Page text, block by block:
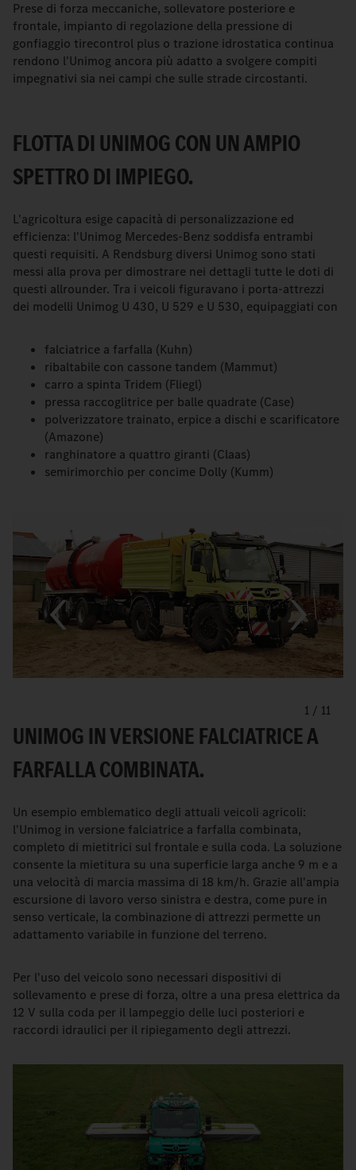
Prese di forza meccaniche, sollevatore posteriore e
frontale, impianto di regolazione della pressione di
gonfiaggio tirecontrol plus o trazione idrostatica continua
rendono l'Unimog ancora più adatto a svolgere compiti
impegnativi sia nei campi che sulle strade circostanti.
FLOTTA DI UNIMOG CON UN AMPIO
SPETTRO DI IMPIEGO.
L'agricoltura esige capacità di personalizzazione ed
efficienza: l'Unimog Mercedes-Benz soddisfa entrambi
questi requisiti. A Rendsburg diversi Unimog sono stati
messi alla prova per dimostrare nei dettagli tutte le doti di
questi allrounder. Tra i veicoli figuravano i porta-attrezzi
dei modelli Unimog U 430, U 529 e U 530, equipaggiati con
falciatrice a farfalla (Kuhn)
ribaltabile con cassone tandem (Mammut)
carro a spinta Tridem (Fliegl)
pressa raccoglitrice per balle quadrate (Case)
polverizzatore trainato, erpice a dischi e scarificatore
(Amazone)
ranghinatore a quattro giranti (Claas)
semirimorchio per concime Dolly (Kumm)
1 / 11
UNIMOG IN VERSIONE FALCIATRICE A
FARFALLA COMBINATA.
Un esempio emblematico degli attuali veicoli agricoli:
l'Unimog in versione falciatrice a farfalla combinata,
completo di mietitrici sul frontale e sulla coda. La soluzione
consente la mietitura su una superficie larga anche 9 m e a
una velocità di marcia massima di 18 km/h. Grazie all'ampia
escursione di lavoro verso sinistra e destra, come pure in
senso verticale, la combinazione di attrezzi permette un
adattamento variabile in funzione del terreno.
Per l'uso del veicolo sono necessari dispositivi di
sollevamento e prese di forza, oltre a una presa elettrica da
12 V sulla coda per il lampeggio delle luci posteriori e
raccordi idraulici per il ripiegamento degli attrezzi.